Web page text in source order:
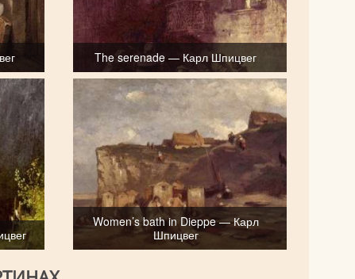
The serenade — Карл Шпицвег
Women’s bath in Dieppe — Карл
Шпицвег